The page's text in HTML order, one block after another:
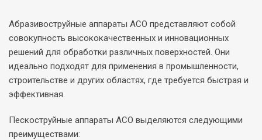
Абразивоструйные аппараты ACO представляют собой
совокупность высококачественных и инновационных
решений для обработки различных поверхностей. Они
идеально подходят для применения в промышленности,
строительстве и других областях, где требуется быстрая и
эффективная.
Пескоструйные аппараты ACO выделяются следующими
преимуществами: